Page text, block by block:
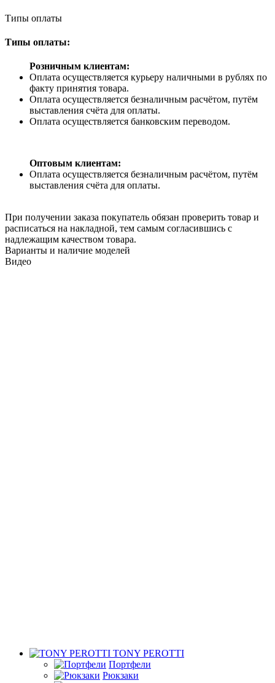
Типы оплаты
Типы оплаты:
Розничным клиентам:
Оплата осуществляется курьеру наличными в рублях по
факту принятия товара.
Оплата осуществляется безналичным расчётом, путём
выставления счёта для оплаты.
Оплата осуществляется банковским переводом.
Оптовым клиентам:
Оплата осуществляется безналичным расчётом, путём
выставления счёта для оплаты.
При получении заказа покупатель обязан проверить товар и
расписаться на накладной, тем самым согласившись с
надлежащим качеством товара.
Варианты и наличие моделей
Видео
TONY PEROTTI
Портфели
Рюкзаки